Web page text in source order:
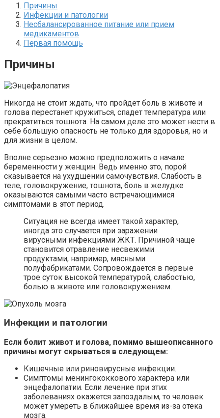
Причины
Инфекции и патологии
Несбалансированное питание или прием
медикаментов
Первая помощь
Причины
Никогда не стоит ждать, что пройдет боль в животе и
голова перестанет кружиться, спадет температура или
прекратиться тошнота. На самом деле это может нести в
себе большую опасность не только для здоровья, но и
для жизни в целом.
Вполне серьезно можно предположить о начале
беременности у женщин. Ведь именно это, порой
сказывается на ухудшении самочувствия. Слабость в
теле, головокружение, тошнота, боль в желудке
оказываются самыми часто встречающимися
симптомами в этот период.
Ситуация не всегда имеет такой характер,
иногда это случается при заражении
вирусными инфекциями ЖКТ. Причиной чаще
становится отравление несвежими
продуктами, например, мясными
полуфабрикатами. Сопровождается в первые
трое суток высокой температурой, слабостью,
болью в животе или головокружением.
Инфекции и патологии
Если болит живот и голова, помимо вышеописанного
причины могут скрываться в следующем:
Кишечные или риновирусные инфекции.
Симптомы менингококкового характера или
энцефалопатии. Если лечение при этих
заболеваниях окажется запоздалым, то человек
может умереть в ближайшее время из-за отека
мозга.